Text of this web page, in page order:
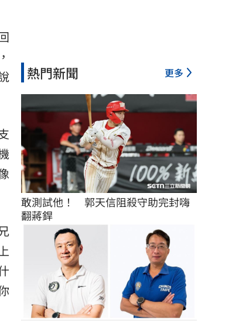
熱門新聞 更多
敢測試他！　郭天信阻殺守助完封嗨
翻蔣銲